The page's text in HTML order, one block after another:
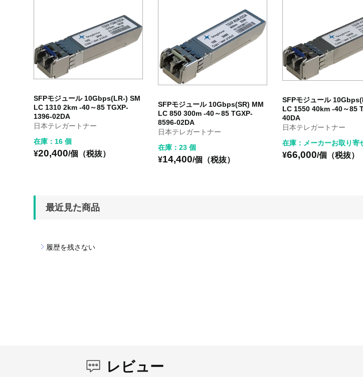
SFPモジュール 10Gbps(LR-) SM
LC 1310 2km -40～85 TGXP-
1396-02DA
日本テレガートナー
在庫：16 個
¥20,400/個（税抜）
SFPモジュール 10Gbps(SR) MM
LC 850 300m -40～85 TGXP-
8596-02DA
日本テレガートナー
在庫：23 個
¥14,400/個（税抜）
SFPモジュール
LC 1550 40km -40～85
40DA
日本テレガートナー
在庫：メーカーお取り寄
¥66,000/個（税抜）
最近見た商品
履歴を残さない
レビュー